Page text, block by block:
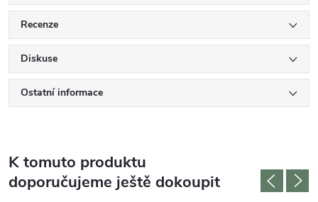
Recenze
Diskuse
Ostatní informace
K tomuto produktu
doporučujeme ještě dokoupit